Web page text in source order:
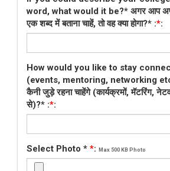
word, what would it be?* अगर आप
एक शब्द में बताना चाहें, तो वह क्या होगा?* :*:
How would you like to stay
(events, mentoring, networking
कैनी जुड़े रहना चाहेंगे (कार्यक्रमों, मॅटरिंग,
से)?* :*:
Select Photo * *: Max 500 KB Photo